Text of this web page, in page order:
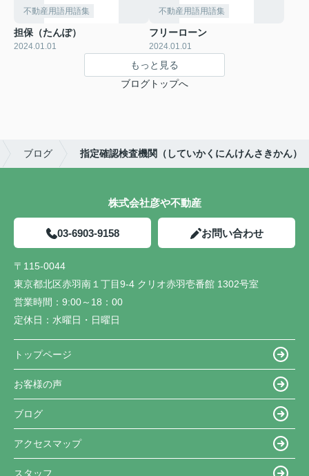
不動産用語用語集
担保（たんぽ）
2024.01.01
不動産用語用語集
フリーローン
2024.01.01
もっと見る
ブログトップへ
ブログ 指定確認検査機関（していかくにんけんさきかん）
株式会社彦や不動産
03-6903-9158 お問い合わせ
〒115-0044
東京都北区赤羽南１丁目9-4 クリオ赤羽壱番館 1302号室
営業時間： 9:00～18：00
定休日： 水曜日・日曜日
トップページ
お客様の声
ブログ
アクセスマップ
スタッフ